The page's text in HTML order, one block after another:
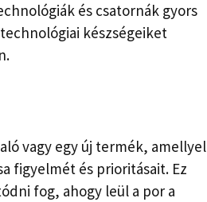
és csatornák gyors
készségeiket
vagy egy új termék, amellyel
figyelmét és prioritásait. Ez
fog, ahogy leül a por a